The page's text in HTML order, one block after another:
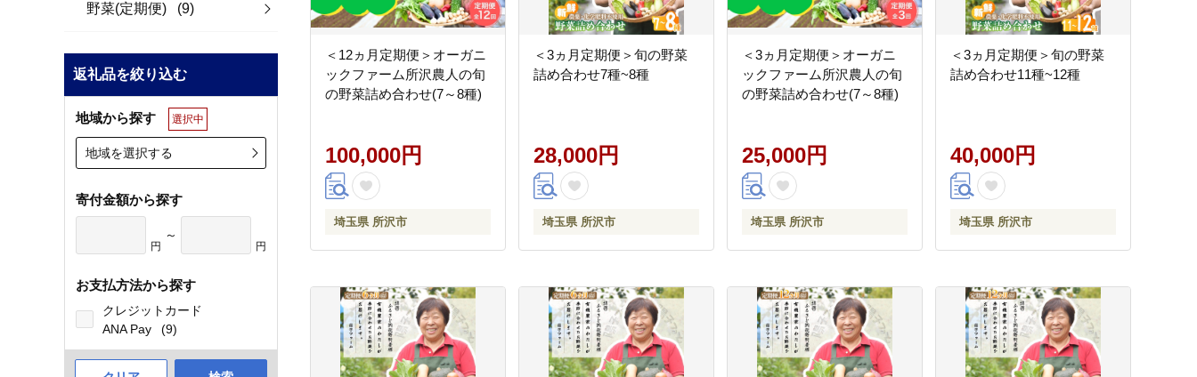
野菜(定期便) (9)
返礼品を絞り込む
地域から探す 選択中
地域を選択する
寄付金額から探す
円
～
円
お支払方法から探す
クレジットカード
ANA Pay
(9)
＜12ヵ月定期便＞オーガニ
ックファーム所沢農人の旬
の野菜詰め合わせ(7～8種)
100,000円
埼玉県 所沢市
＜3ヵ月定期便＞旬の野菜
詰め合わせ7種~8種
28,000円
埼玉県 所沢市
＜3ヵ月定期便＞オーガニ
ックファーム所沢農人の旬
の野菜詰め合わせ(7～8種)
25,000円
埼玉県 所沢市
＜3ヵ月定期便＞旬の野菜
詰め合わせ11種~12種
40,000円
埼玉県 所沢市